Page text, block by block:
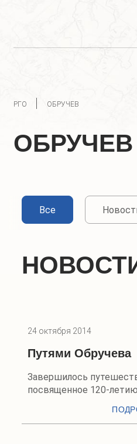
РГО ОБРУЧЕВ
Все
24 октября 2014
Путями Обручева
Завершилось
посвященное 120-